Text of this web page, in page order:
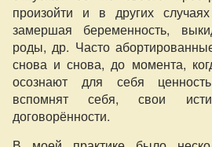
произойти и в других
замершая беременность,
роды, др. Часто
снова и снова, до момента,
осознают для себя
вспомнят себя, свои
договорённости.